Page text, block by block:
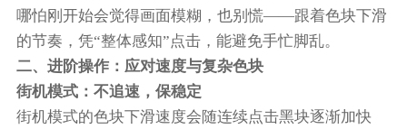
哪怕刚开始会觉得画面模糊，也别慌——跟着色块下滑
的节奏，凭“整体感知”点击，能避免手忙脚乱。
二、进阶操作：应对速度与复杂色块
街机模式：不追速，保稳定
街机模式的色块下滑速度会随连续点击黑块逐渐加快